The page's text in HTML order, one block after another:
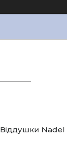
Віддушки Nadel